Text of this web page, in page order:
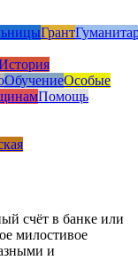
Грант
ОбучениеОсобые
Помощь
счёт в банке или
милостивое
и